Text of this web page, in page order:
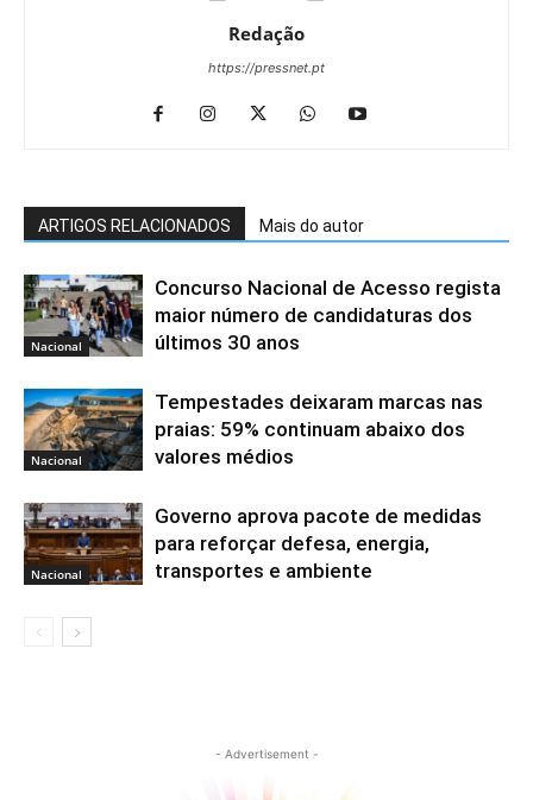
Redação
https://pressnet.pt
ARTIGOS RELACIONADOS Mais do autor
Nacional
Concurso Nacional de Acesso regista
maior número de candidaturas dos
últimos 30 anos
Nacional
Tempestades deixaram marcas nas
praias: 59% continuam abaixo dos
valores médios
Nacional
Governo aprova pacote de medidas
para reforçar defesa, energia,
transportes e ambiente
- Advertisement -